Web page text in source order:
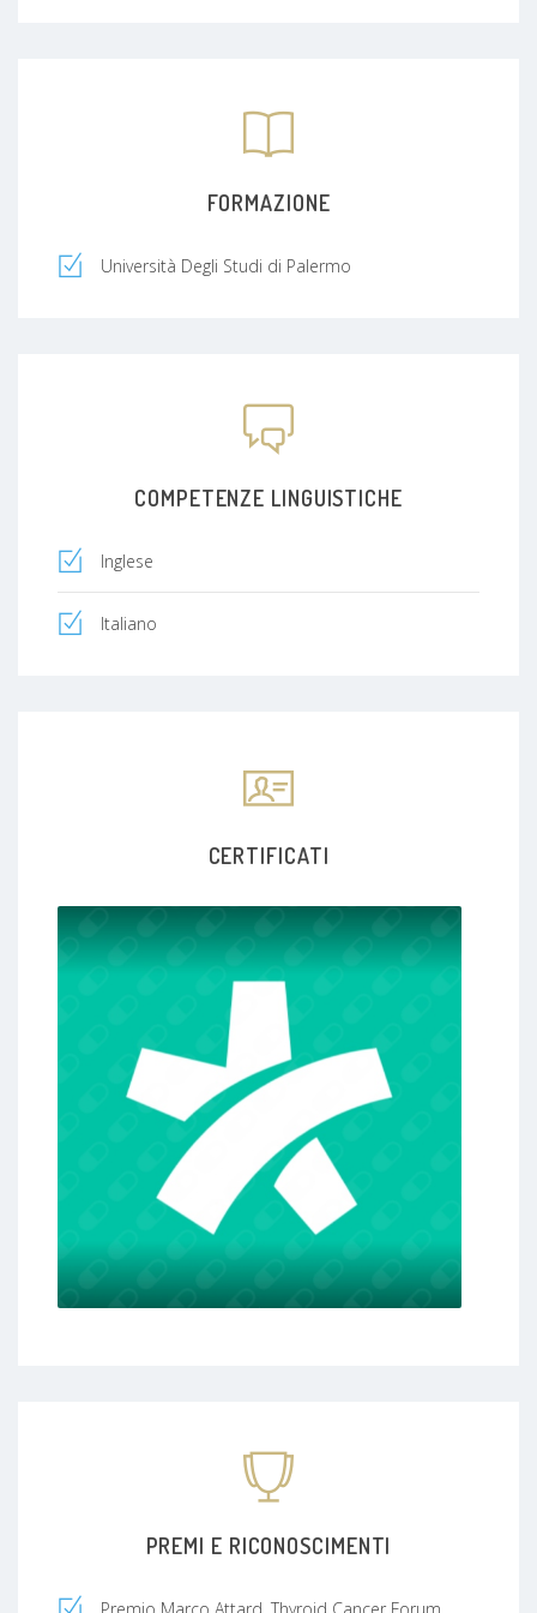
di Endocrinologia dell’Ospedale V. Cervello
Ho partecipato, in qualità di relatore, a numerosi
Dal 2004 sono membro dell'AME (Associazione
Nel 2018 -2019 e 2020 e 2022 ho partecipato, in
qualità di docente, al Corso SIUMB teorico-
epidemiologico sui tumori tiroidei ITCO (Italian
Thyroid Observatory) Università Sapienza di
FORMAZIONE
Università Degli Studi di Palermo
COMPETENZE LINGUISTICHE
Inglese
Italiano
CERTIFICATI
PREMI E RICONOSCIMENTI